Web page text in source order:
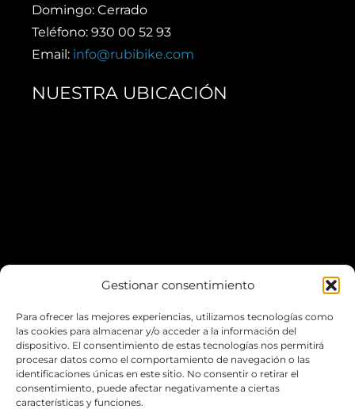
Gestionar consentimiento
Para ofrecer las mejores experiencias, utilizamos tecnologías como
las cookies para almacenar y/o acceder a la información del
dispositivo. El consentimiento de estas tecnologías nos permitirá
procesar datos como el comportamiento de navegación o las
identificaciones únicas en este sitio. No consentir o retirar el
consentimiento, puede afectar negativamente a ciertas
características y funciones.
Domingo: Cerrado
Teléfono: 930 00 52 93
Email: info@rubibike.com
NUESTRA UBICACIÓN
*Puedes aparcar fácilmente en elEscardivol
LA WEB